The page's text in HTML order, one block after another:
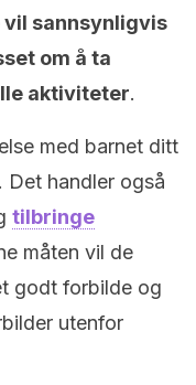
vil sannsynligvis
om å ta
aktiviteter.
med barnet ditt
Det handler også
tilbringe
måten vil de
godt forbilde og
utenfor